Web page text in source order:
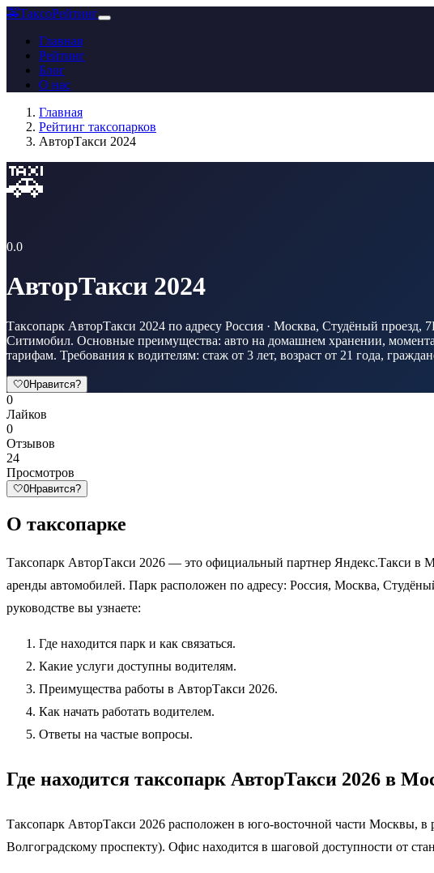
🚕ТаксоРейтинг
Главная
Рейтинг
Блог
О нас
Главная
Рейтинг таксопарков
АвторТакси 2024
🚕
0.0
АвторТакси 2024
Таксопарк АвторТакси 2024 по адресу Россия · Москва, Студёный проезд,
Ситимобил. Основные преимущества: авто на домашнем хранении,
тарифам. Требования к водителям: стаж от 3 лет, возраст от 21 года,
🤍0Нравится?
0
Лайков
0
Отзывов
24
Просмотров
🤍0Нравится?
О таксопарке
Таксопарк АвторТакси 2026 — это официальный партнер Яндекс.Такси в
аренды автомобилей. Парк расположен по адресу: Россия, Москва,
руководстве вы узнаете:
Где находится парк и как связаться.
Какие услуги доступны водителям.
Преимущества работы в АвторТакси 2026.
Как начать работать водителем.
Ответы на частые вопросы.
Где находится таксопарк АвторТакси 2026 в
Таксопарк АвторТакси 2026 расположен в юго-восточной части Москвы,
Волгоградскому проспекту). Офис находится в шаговой доступности от